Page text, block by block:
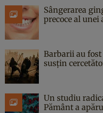
Sângerarea
precoce al
Barbarii au fost
susțin
Un studiu
Pământ a